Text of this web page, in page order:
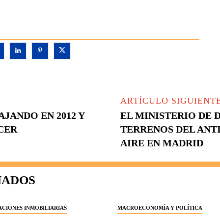
EN 2012 Y
ARTÍCULO
EL MINISTERIO DE
TERRENOS DEL
AIRE EN MADRID
INMOBILIARIAS MACROECONOMÍA Y POLÍTICA